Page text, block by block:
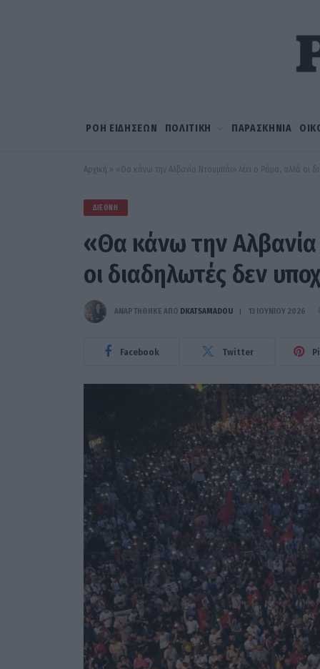
ΡΟΗ ΕΙΔΗΣΕΩΝ ΠΟΛΙΤΙΚΗ ΠΑΡΑΣΚΗΝΙΑ
Αρχική » «Θα κάνω την Αλβανία Ντουμπάι» λέει ο Ράμα, αλλά οι
ΔΙΕΘΝΉ
«Θα κάνω την
οι διαδηλωτές δεν
ΑΝΑΡΤΗΘΗΚΕ ΑΠΟ DKATSAMADOU 13 ΙΟΥΝΊΟΥ 2026
Facebook Twitter